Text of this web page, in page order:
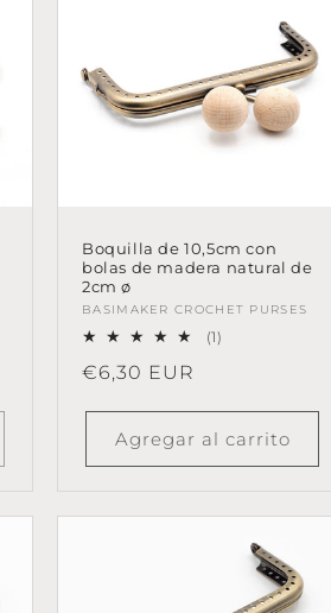
Boquilla de 10,5cm con
bolas de madera natural de
2cm ø
Proveedor:
BASIMAKER CROCHET PURSES
(1)
Precio
€6,30 EUR
Agregar al carrito